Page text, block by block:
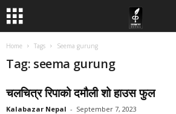
Home Tags Seema gurung
Tag: seema gurung
चलचित्र रिपाको दमौली शो हाउस फुल
Kalabazar Nepal - September 7, 2023